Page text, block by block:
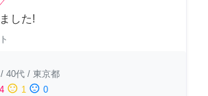
した!
/ 40代 / 東京都
sentiment_neutral 1 sentiment_dissatisfied 0